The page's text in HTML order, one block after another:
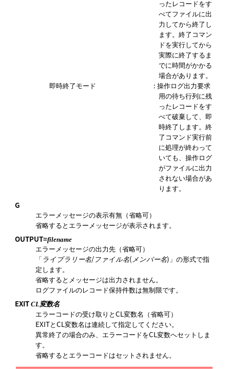
ったレコードをす
べてファイルに出
力してから終了し
ます。終了コマン
ドを実行してから
実際に終了するま
でに時間がかかる
場合があります。
即時終了モード
: 操作ログ出力要求
用の待ち行列に残
ったレコードをす
べて破棄して、即
時終了します。終
了コマンド実行前
に処理が終わって
いても、操作ログ
がファイルに出力
されない場合があ
ります。
G
エラーメッセージの表示有無（省略可）
省略するとエラーメッセージが表示されます。
OUTPUT=filename
エラーメッセージの出力先（省略可）
「 ライブラリー名/ ファイル名( メンバー名)」の形式で指
定します。
省略するとメッセージは出力されません。
ログファイルのレコード保持件数は無制限です。
EXITCL変数名
エラーコードの受け取りとCL変数名（省略可）
EXITとCL変数名は連続して指定してください。
異常終了の場合のみ、エラーコードをCL変数へセットしま
す。
省略するとエラーコードはセットされません。